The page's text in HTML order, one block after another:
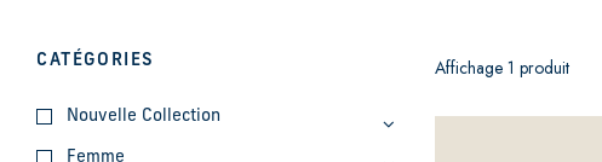
CATÉGORIES
Nouvelle Collection
Femme
Affichage 1 produit